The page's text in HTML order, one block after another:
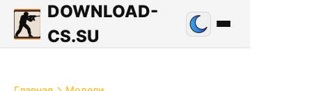
DOWNLOAD-
CS.SU